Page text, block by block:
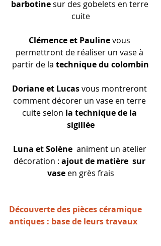
barbotine sur des gobelets en terre
cuite
Clémence et Pauline vous
permettront de réaliser un vase à
partir de la technique du colombin
Doriane et Lucas vous montreront
comment décorer un vase en terre
cuite selon la technique de la
sigillée
Luna et Solène
  animent un atelier
décoration : ajout de matière  sur
vase en grès frais
Découverte des pièces céramique
antiques : base de leurs travaux